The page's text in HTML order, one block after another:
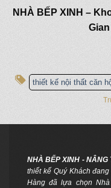
NHÀ BẾP XINH –
thiết kế nội thất căn
NHÀ BẾP XINH - NÂNG
thiết kế Quý Khách
Hàng đã lựa chọn